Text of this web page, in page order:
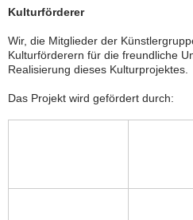
Kulturförderer
Wir, die Mitglieder der
Kulturförderern für die freundliche
Realisierung dieses Kulturprojektes.
Das Projekt wird gefördert durch: